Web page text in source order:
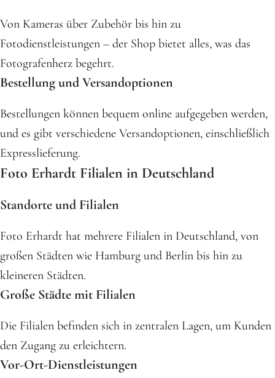
Von Kameras über Zubehör bis hin zu
Fotodienstleistungen – der Shop bietet alles, was das
Fotografenherz begehrt.
Bestellung und Versandoptionen
Bestellungen können bequem online aufgegeben werden,
und es gibt verschiedene Versandoptionen, einschließlich
Expresslieferung.
Foto Erhardt Filialen in Deutschland
Standorte und Filialen
Foto Erhardt hat mehrere Filialen in Deutschland, von
großen Städten wie Hamburg und Berlin bis hin zu
kleineren Städten.
Große Städte mit Filialen
Die Filialen befinden sich in zentralen Lagen, um Kunden
den Zugang zu erleichtern.
Vor-Ort-Dienstleistungen